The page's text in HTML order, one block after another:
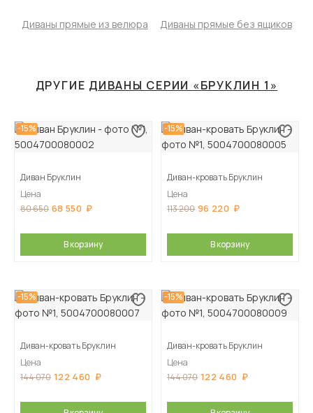
Диваны прямые из велюра Диваны прямые без ящиков
ДРУГИЕ ДИВАНЫ СЕРИИ «БРУКЛИН 1»
-15%
Диван Бруклин
Цена
80 650 68 550
В корзину
-15%
Диван-кровать Бруклин
Цена
113 200 96 220
В корзину
-15%
Диван-кровать Бруклин
Цена
144 070 122 460
-15%
Диван-кровать Бруклин
Цена
144 070 122 460